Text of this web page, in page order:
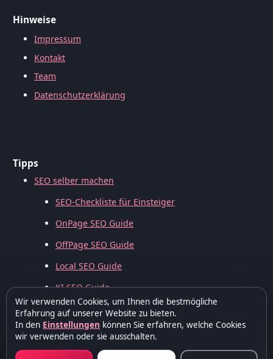
Hinweise
Impressum
Kontakt
Team
Datenschutzerklärung
Tipps
SEO selber machen
SEO-Checkliste für Einsteiger
OnPage SEO Guide
OffPage SEO Guide
Local SEO Guide
KI SEO Guide
Wir verwenden Cookies, um Ihnen die bestmögliche
Erfahrung auf unserer Website zu bieten.
In den Einstellungen können Sie erfahren, welche Cookies
wir verwenden oder sie ausschalten.